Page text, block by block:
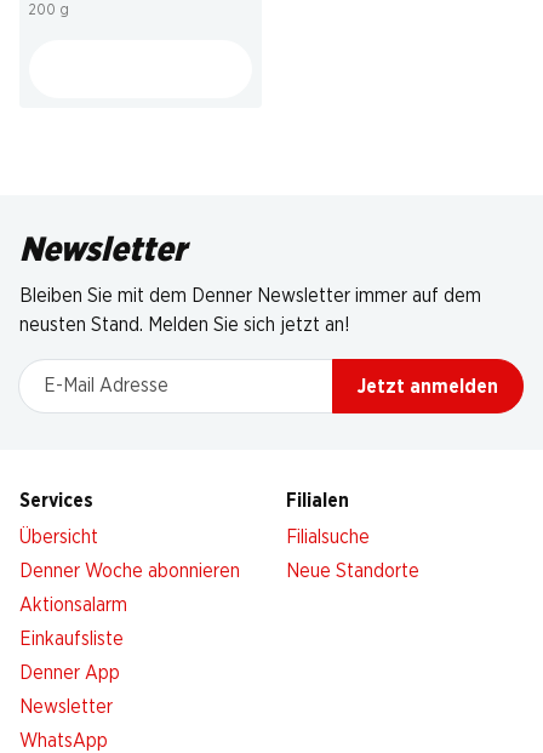
200 g
Newsletter
Bleiben Sie mit dem Denner Newsletter immer auf dem
neusten Stand. Melden Sie sich jetzt an!
E-Mail Adresse
Jetzt anmelden
Services
Übersicht
Denner Woche abonnieren
Aktionsalarm
Einkaufsliste
Denner App
Newsletter
WhatsApp
Filialen
Filialsuche
Neue Standorte